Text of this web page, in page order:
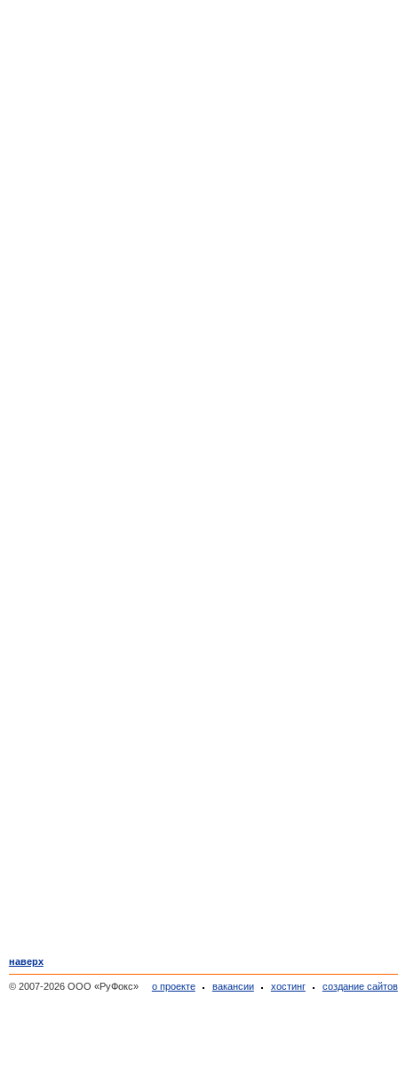
наверх
© 2007-2026 ООО «РуФокс» о проекте вакансии хостинг создание сайтов